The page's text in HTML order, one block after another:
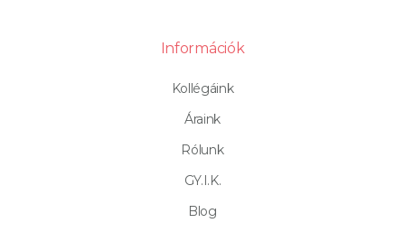
Információk
Kollégáink
Áraink
Rólunk
GY.I.K.
Blog